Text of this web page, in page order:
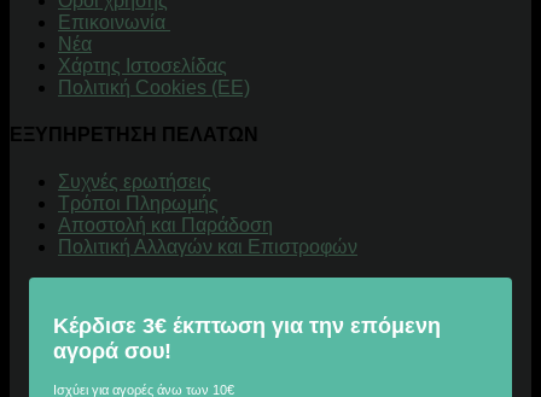
Επικοινωνία
Νέα
Χάρτης Ιστοσελίδας
Πολιτική Cookies (ΕΕ)
ΕΞΥΠΗΡΕΤΗΣΗ ΠΕΛΑΤΩΝ
Συχνές ερωτήσεις
Τρόποι Πληρωμής
Αποστολή και Παράδοση
Πολιτική Αλλαγών και Επιστροφών
Κέρδισε 3€ έκπτωση για την επόμενη
αγορά σου!
Ισχύει για αγορές άνω των 10€